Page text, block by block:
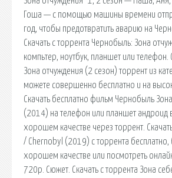
Гоша — с помощью машины времени
год, чтобы предотвратить аварию на
Скачать с торрента Чернобыль: Зона
компьтер, ноутбук, планшет или телефон.
Зона отчуждения (2 сезон) торрент из
можете совершенно бесплатно и на
Скачать бесплатно фильм Чернобыль
(2014) на телефон или планшет андроид
хорошем качестве через торрент.
/ Chernobyl (2019) с торрента бесплатно,
хорошем качестве или посмотреть
720p. Сюжет. Скачать с торрента Зона